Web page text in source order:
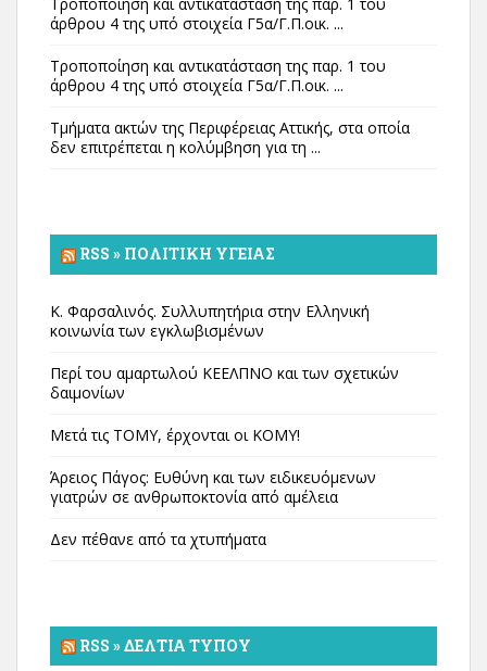
άρθρου 4 της υπό στοιχεία Γ5α/Γ.Π.οικ. ...
Τροποποίηση και αντικατάσταση της παρ. 1 του
άρθρου 4 της υπό στοιχεία Γ5α/Γ.Π.οικ. ...
Τμήματα ακτών της Περιφέρειας Αττικής, στα οποία
δεν επιτρέπεται η κολύμβηση για τη ...
RSS » ΠΟΛΙΤΙΚΉ ΥΓΕΊΑΣ
Κ. Φαρσαλινός. Συλλυπητήρια στην Ελληνική
κοινωνία των εγκλωβισμένων
Περί του αμαρτωλού ΚΕΕΛΠΝΟ και των σχετικών
δαιμονίων
Μετά τις ΤΟΜΥ, έρχονται οι ΚΟΜΥ!
Άρειος Πάγος: Ευθύνη και των ειδικευόμενων
γιατρών σε ανθρωποκτονία από αμέλεια
Δεν πέθανε από τα χτυπήματα
RSS » ΔΕΛΤΊΑ ΤΎΠΟΥ